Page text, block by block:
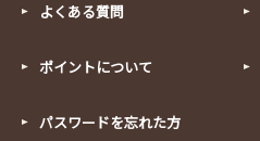
よくある質問
ポイントについて
パスワードを忘れた方